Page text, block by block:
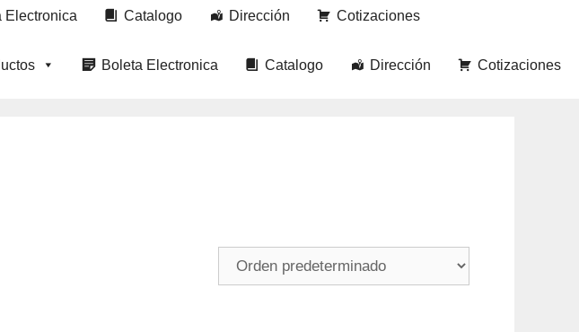
Electronica Catalogo Dirección Cotizaciones
Boleta Electronica Catalogo Dirección Cotizaciones